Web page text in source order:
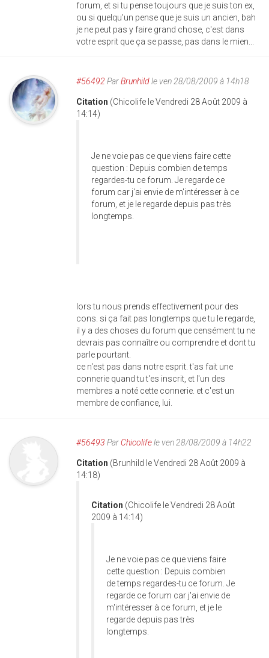
forum, et si tu pense toujours que je suis ton ex,
ou si quelqu'un pense que je suis un ancien, bah
je ne peut pas y faire grand chose, c'est dans
votre esprit que ça se passe, pas dans le mien...
#56492 ParBrunhildle ven 28/08/2009 à 14h18
Citation (Chicolife le Vendredi 28 Août 2009 à
14:14)
Je ne voie pas ce que viens faire cette
question : Depuis combien de temps
regardes-tu ce forum. Je regarde ce
forum car j'ai envie de m'intéresser à ce
forum, et je le regarde depuis pas très
longtemps.
lors tu nous prends effectivement pour des
cons. si ça fait pas longtemps que tu le regarde,
il y a des choses du forum que censément tu ne
devrais pas connaître ou comprendre et dont tu
parle pourtant.
ce n'est pas dans notre esprit. t'as fait une
connerie quand tu t'es inscrit, et l'un des
membres a noté cette connerie. et c'est un
membre de confiance, lui.
#56493 Par Chicolifele ven 28/08/2009 à 14h22
Citation (Brunhild le Vendredi 28 Août 2009 à
14:18)
Citation (Chicolife le Vendredi 28 Août
2009 à 14:14)
Je ne voie pas ce que viens faire
cette question : Depuis combien
de temps regardes-tu ce forum. Je
regarde ce forum car j'ai envie de
m'intéresser à ce forum, et je le
regarde depuis pas très
longtemps.